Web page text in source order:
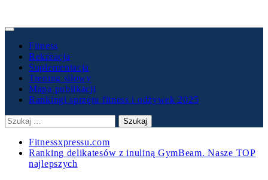
Primary
Fitness
Rekreacja
Suplementacja
Trening siłowy
Mapa publikacji
Rankingi sprzętu fitness i odżywek 2025
Szukaj:
Fitnessxpressu.com
Ranking delikatesów z inuliną GymBeam. Nasze TOP
najlepszych